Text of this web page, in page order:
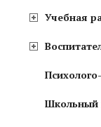
Учебная
Школьный